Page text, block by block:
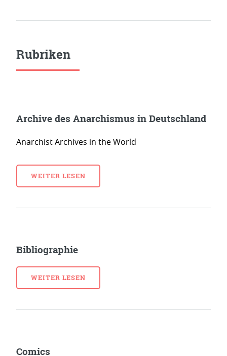
Rubriken
Archive des Anarchismus in Deutschland
Anarchist Archives in the World
WEITER LESEN
Bibliographie
WEITER LESEN
Comics